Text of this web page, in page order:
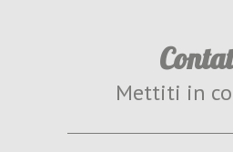
Mettiti in